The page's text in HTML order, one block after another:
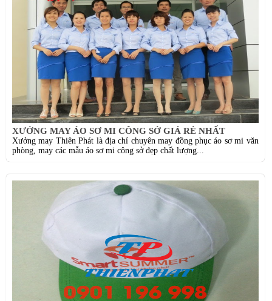
XƯỞNG MAY ÁO SƠ MI CÔNG SỞ GIÁ RẺ NHẤT
Xưởng may Thiên Phát là địa chỉ chuyên may đồng phục áo sơ mi văn
phòng, may các mẫu áo sơ mi công sở đẹp chất lượng...